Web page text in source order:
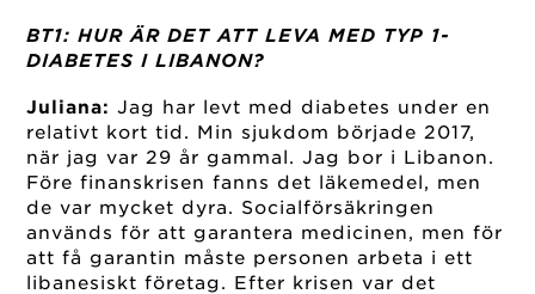
BT1: HUR ÄR DET ATT LEVA MED TYP 1-
DIABETES I LIBANON?
Juliana:Jag har levt med diabetes under en
relativt kort tid. Min sjukdom började 2017,
när jag var 29 år gammal. Jag bor i Libanon.
Före finanskrisen fanns det läkemedel, men
de var mycket dyra. Socialförsäkringen
används för att garantera medicinen, men för
att få garantin måste personen arbeta i ett
libanesiskt företag. Efter krisen var det